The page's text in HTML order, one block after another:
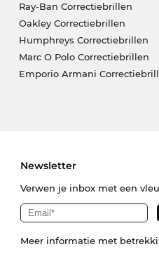
Ray-Ban Correctiebrillen
Oakley Correctiebrillen
Humphreys Correctiebrillen
Marc O Polo Correctiebrillen
Emporio Armani
Newsletter
Verwen je inbox met een
Meer informatie met